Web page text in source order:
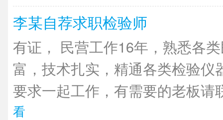
李某自荐求职检验师
有证， 民营工作16年，熟悉各
富，技术扎实，精通各类检验仪
要求一起工作，有需要的老板请
看